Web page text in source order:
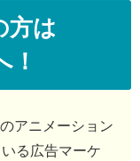
方は
！
アニメーション
いる広告マーケ